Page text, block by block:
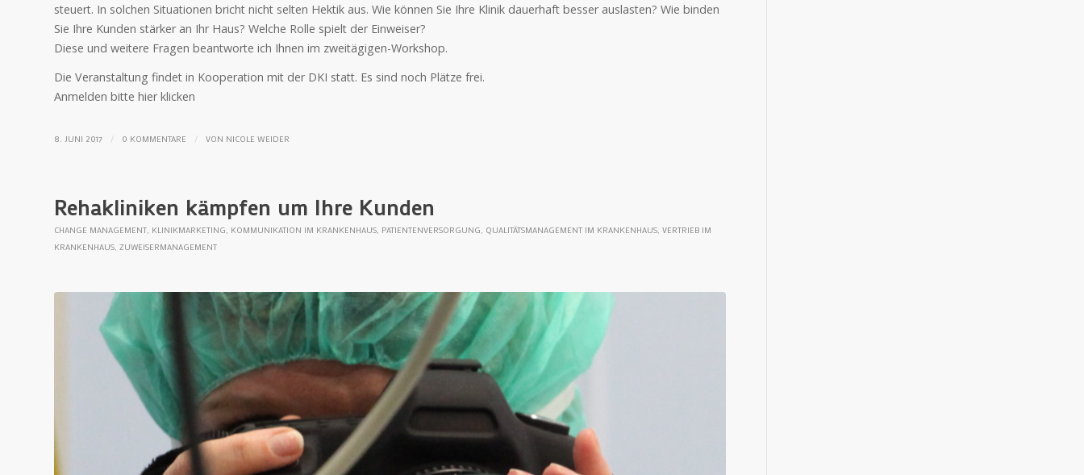
steuert. In solchen Situationen bricht nicht selten Hektik aus. Wie können Sie Ihre Klinik dauerhaft besser auslasten? Wie binden
Sie Ihre Kunden stärker an Ihr Haus? Welche Rolle spielt der Einweiser?
Diese und weitere Fragen beantworte ich Ihnen im zweitägigen-Workshop.
Die Veranstaltung findet in Kooperation mit der DKI statt. Es sind noch Plätze frei.
Anmelden bitte hier klicken
8. JUNI 2017 / 0 KOMMENTARE / VON NICOLE WEIDER
Rehakliniken kämpfen um Ihre Kunden
CHANGE MANAGEMENT, KLINIKMARKETING, KOMMUNIKATION IM KRANKENHAUS, PATIENTENVERSORGUNG, QUALITÄTSMANAGEMENT IM KRANKENHAUS, VERTRIEB IM
KRANKENHAUS, ZUWEISERMANAGEMENT